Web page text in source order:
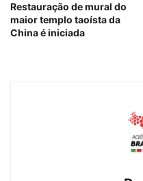
Restauração de mural do
maior templo taoísta da
China é iniciada